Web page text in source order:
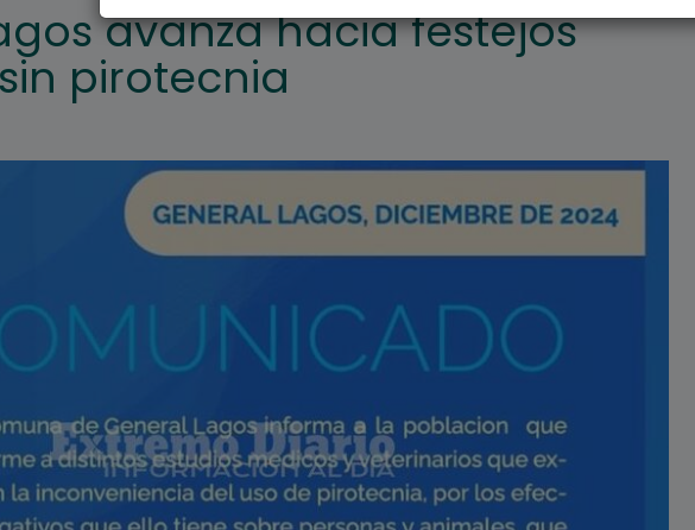
avanza hacia festejos
pirotecnia